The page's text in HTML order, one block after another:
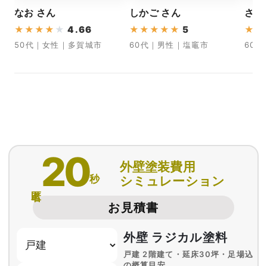
なお さん
★ ★ ★ ★ ★ 4.66
50代｜女性｜多賀城市
しかご さん
★ ★ ★ ★ ★ 5
60代｜男性｜塩竈市
さと
★
60代
20秒
外壁塗装費用
シミュレーション
お見積書
外壁 ラジカル塗料
戸建 2階建て・延床30坪・足場込